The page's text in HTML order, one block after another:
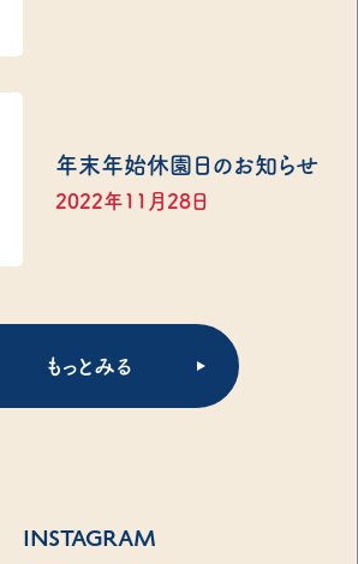
年末年始休園日のお知らせ
2022年11月28日
もっとみる
INSTAGRAM